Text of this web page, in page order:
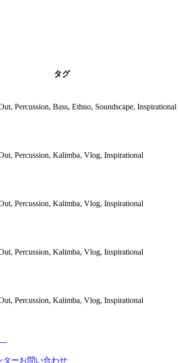
タグ
Percussion, Bass, Ethno, Soundscape, Inspirational
Percussion, Kalimba, Vlog, Inspirational
Percussion, Kalimba, Vlog, Inspirational
Percussion, Kalimba, Vlog, Inspirational
Percussion, Kalimba, Vlog, Inspirational
ターお問い合わせ